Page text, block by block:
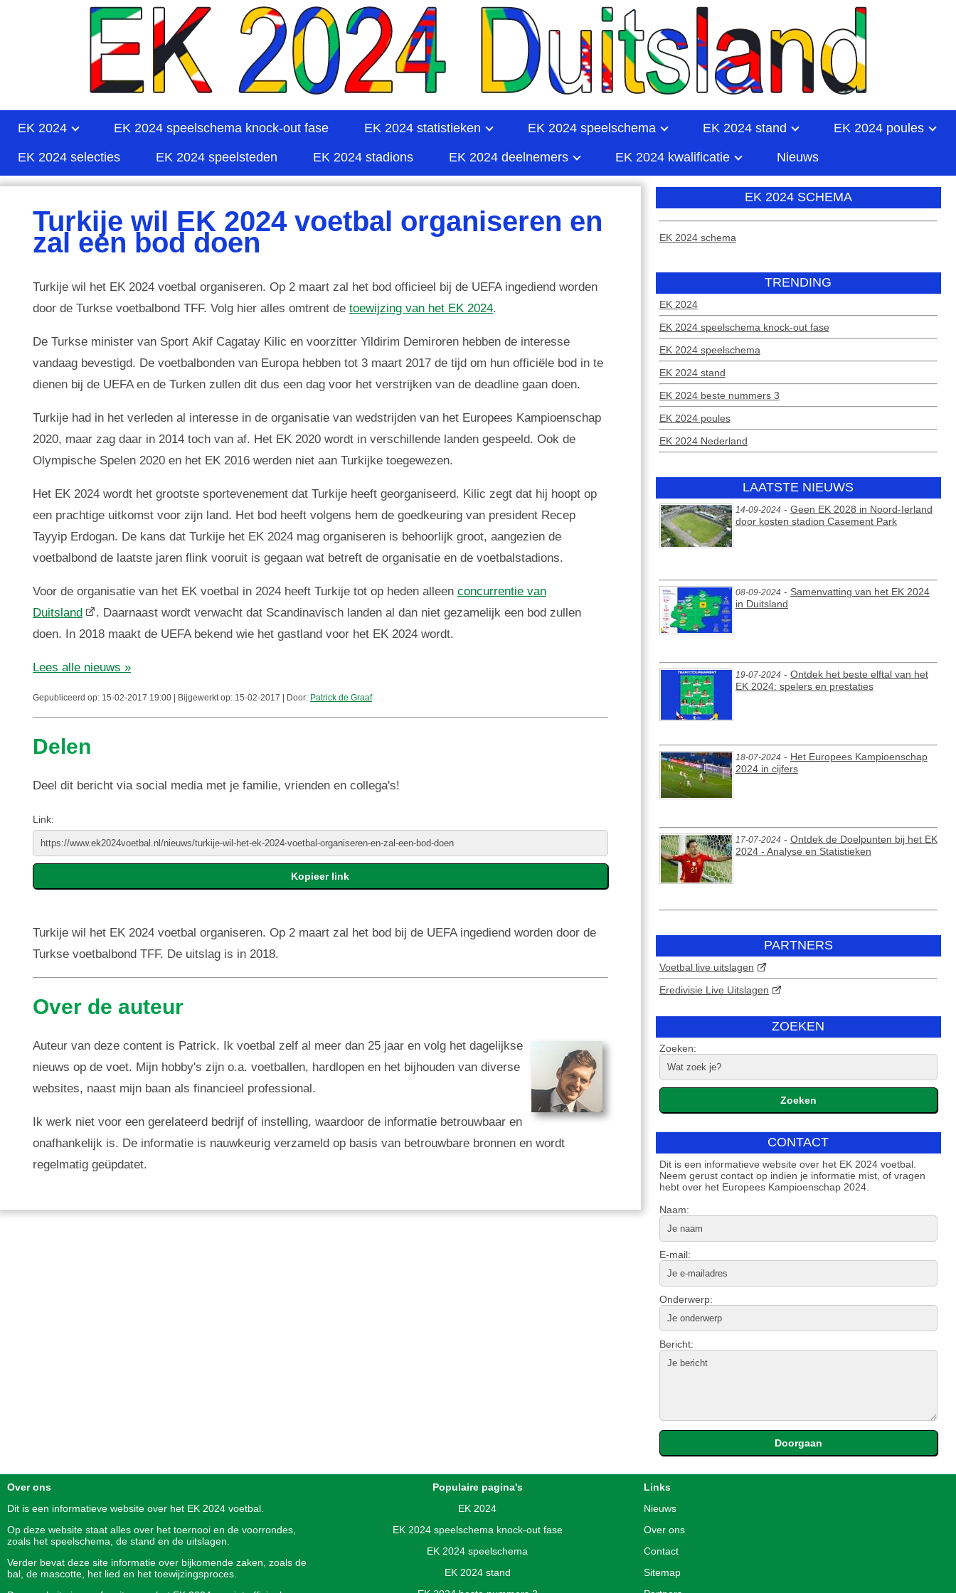
EK 2024 EK 2024 speelschema knock-out fase EK 2024 statistieken EK 2024 speelschema EK 2024 stand EK 2024 poules
EK 2024 selecties EK 2024 speelsteden EK 2024 stadions EK 2024 deelnemers EK 2024 kwalificatie Nieuws
Turkije wil EK 2024 voetbal organiseren en
zal een bod doen
Turkije wil het EK 2024 voetbal organiseren. Op 2 maart zal het bod officieel bij de UEFA ingediend worden
door de Turkse voetbalbond TFF. Volg hier alles omtrent detoewijzing van het EK 2024.
De Turkse minister van Sport Akif Cagatay Kilic en voorzitter Yildirim Demiroren hebben de interesse
vandaag bevestigd. De voetbalbonden van Europa hebben tot 3 maart 2017 de tijd om hun officiële bod in te
dienen bij de UEFA en de Turken zullen dit dus een dag voor het verstrijken van de deadline gaan doen.
Turkije had in het verleden al interesse in de organisatie van wedstrijden van het Europees Kampioenschap
2020, maar zag daar in 2014 toch van af. Het EK 2020 wordt in verschillende landen gespeeld. Ook de
Olympische Spelen 2020 en het EK 2016 werden niet aan Turkijke toegewezen.
Het EK 2024 wordt het grootste sportevenement dat Turkije heeft georganiseerd. Kilic zegt dat hij hoopt op
een prachtige uitkomst voor zijn land. Het bod heeft volgens hem de goedkeuring van president Recep
Tayyip Erdogan. De kans dat Turkije het EK 2024 mag organiseren is behoorlijk groot, aangezien de
voetbalbond de laatste jaren flink vooruit is gegaan wat betreft de organisatie en de voetbalstadions.
Voor de organisatie van het EK voetbal in 2024 heeft Turkije tot op heden alleenconcurrentie van
Duitsland
. Daarnaast wordt verwacht dat Scandinavisch landen al dan niet gezamelijk een bod zullen
doen. In 2018 maakt de UEFA bekend wie het gastland voor het EK 2024 wordt.
Lees alle nieuws »
Gepubliceerd op: 15-02-2017 19:00 | Bijgewerkt op: 15-02-2017 | Door: Patrick de Graaf
Delen
Deel dit bericht via social media met je familie, vrienden en collega's!
Link:
Turkije wil het EK 2024 voetbal organiseren. Op 2 maart zal het bod bij de UEFA ingediend worden door de
Turkse voetbalbond TFF. De uitslag is in 2018.
Over de auteur
Auteur van deze content is Patrick. Ik voetbal zelf al meer dan 25 jaar en volg het dagelijkse
nieuws op de voet. Mijn hobby's zijn o.a. voetballen, hardlopen en het bijhouden van diverse
websites, naast mijn baan als financieel professional.
Ik werk niet voor een gerelateerd bedrijf of instelling, waardoor de informatie betrouwbaar en
onafhankelijk is. De informatie is nauwkeurig verzameld op basis van betrouwbare bronnen en wordt
regelmatig geüpdatet.
EK 2024 SCHEMA
EK 2024 schema
TRENDING
EK 2024
EK 2024 speelschema knock-out fase
EK 2024 speelschema
EK 2024 stand
EK 2024 beste nummers 3
EK 2024 poules
EK 2024 Nederland
LAATSTE NIEUWS
14-09-2024 - Geen EK 2028 in Noord-Ierland
door kosten stadion Casement Park
08-09-2024 - Samenvatting van het EK 2024
in Duitsland
19-07-2024 - Ontdek het beste elftal van het
EK 2024: spelers en prestaties
18-07-2024 - Het Europees Kampioenschap
2024 in cijfers
17-07-2024 - Ontdek de Doelpunten bij het EK
2024 - Analyse en Statistieken
PARTNERS
Voetbal live uitslagen
Eredivisie Live Uitslagen
ZOEKEN
Zoeken:
CONTACT
Dit is een informatieve website over het EK 2024 voetbal.
Neem gerust contact op indien je informatie mist, of vragen
hebt over het Europees Kampioenschap 2024.
Naam:
E-mail:
Onderwerp:
Bericht:
Over ons
Dit is een informatieve website over het EK 2024 voetbal.
Op deze website staat alles over het toernooi en de voorrondes,
zoals het speelschema, de stand en de uitslagen.
Verder bevat deze site informatie over bijkomende zaken, zoals de
bal, de mascotte, het lied en het toewijzingsproces.
Populaire pagina's
EK 2024
EK 2024 speelschema knock-out fase
EK 2024 speelschema
EK 2024 stand
Links
Nieuws
Over ons
Contact
Sitemap